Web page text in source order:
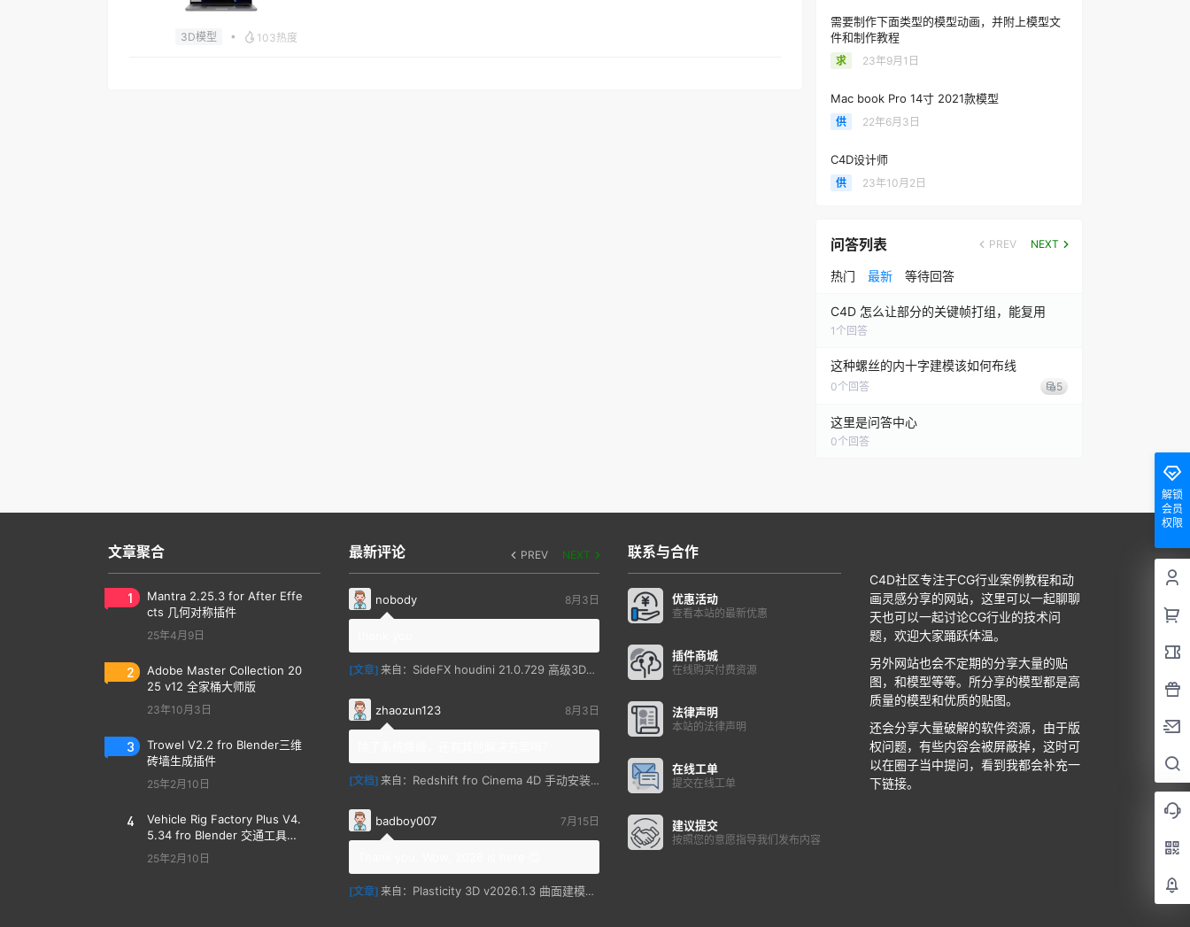
3D模型 • 103热度
需要制作下面类型的模型动画，并附上模型文
件和制作教程
求 23年9月1日
Mac book Pro 14寸 2021款模型
供 22年6月3日
C4D设计师
供 23年10月2日
问答列表 PREV NEXT
热门 最新 等待回答
C4D 怎么让部分的关键帧打组，能复用
1 个回答
这种螺丝的内十字建模该如何布线
0个回答 5
这里是问答中心
0个回答
解锁
会员
权限
文章聚合
1
Mantra 2.25.3 for After Effe
cts 几何对称插件
25年4月9日
2
Adobe Master Collection 20
25 v12 全家桶大师版
23年10月3日
3
Trowel V2.2 fro Blender三维
砖墙生成插件
25年2月10日
4
Vehicle Rig Factory Plus V4.
5.34 fro Blender 交通工具汽
车绑定插件
25年2月10日
最新评论 PREV NEXT
nobody 8月3日
[文章] 来自： SideFX houdini 21.0.729 高级3D特效软件
zhaozun123 8月3日
[文档] 来自： Redshift fro Cinema 4D 手动安装教程
badboy007 7月15日
[文章] 来自： Plasticity 3D v2026.1.3 曲面建模软件
联系与合作
优惠活动
查看本站的最新优惠
插件商城
在线购买付费资源
法律声明
本站的法律声明
在线工单
提交在线工单
建议提交
按照您的意愿指导我们发布内容
C4D社区专注于CG行业案例教程和动
画灵感分享的网站，这里可以一起聊聊
天也可以一起讨论CG行业的技术问
题，欢迎大家踊跃体温。
另外网站也会不定期的分享大量的贴
图，和模型等等。所分享的模型都是高
质量的模型和优质的贴图。
还会分享大量破解的软件资源，由于版
权问题，有些内容会被屏蔽掉，这时可
以在圈子当中提问，看到我都会补充一
下链接。